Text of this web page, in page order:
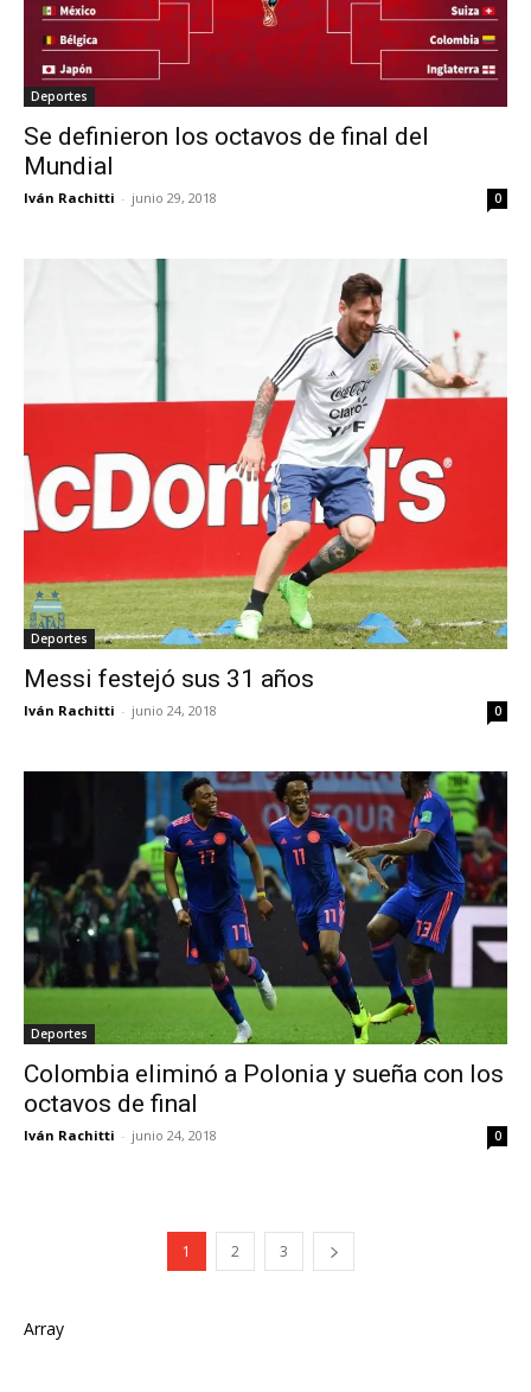
Deportes
Se definieron los octavos de final del
Mundial
Iván Rachitti - junio 29, 2018 0
Deportes
Messi festejó sus 31 años
Iván Rachitti - junio 24, 2018 0
Deportes
Colombia eliminó a Polonia y sueña con los
octavos de final
Iván Rachitti - junio 24, 2018 0
1 2 3
Array